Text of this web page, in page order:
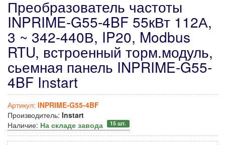
Преобразователь частоты
INPRIME-G55-4BF 55кВт 112А,
3 ~ 342-440В, IP20, Modbus
RTU, встроенный торм.модуль,
сьемная панель INPRIME-G55-
4BF Instart
Артикул: INPRIME-G55-4BF
Производитель: Instart
Наличие: На складе завода 15 шт.